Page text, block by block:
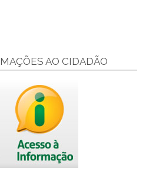
AO CIDADÃO